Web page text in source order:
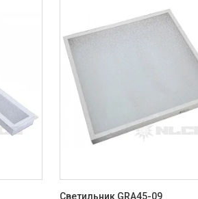
NLCO
Светильник GRA45-09